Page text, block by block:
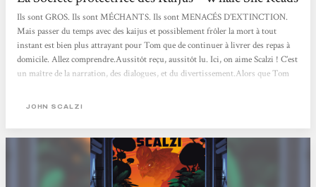
Ils sont GROS. Ils sont MÉCHANTS. Ils sont MENACÉS D’EXTINCTION.
Mais passer du temps avec des kaijus et possiblement frôler la mort à tout
instant est bien plus attrayant pour Tom que de continuer à livrer des repas à
domicile. Allez comprendre.Aussitôt reçu, aussitôt lu. Ici, on aime Scalzi ! C’est
un maître de la narration, des dialogues, et du divertissement.Alors que Tom
repas à domicile, il se voit licencié sans ménagement, et doit devenir livreur
JOHN SCALZI